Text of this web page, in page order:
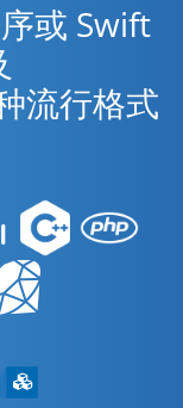
或 Swift
流行格式